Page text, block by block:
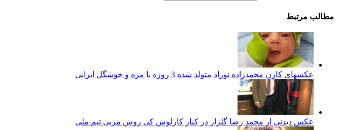
مطالب مرتبط
عکسهای کارن محمدزاده نوزاد متولد شده 3 روزه با مزه و خوشگل ایرانی
عکس دیدنی از محمد رضا گلزار در کنار کارلوس کی روش مربی تیم ملی